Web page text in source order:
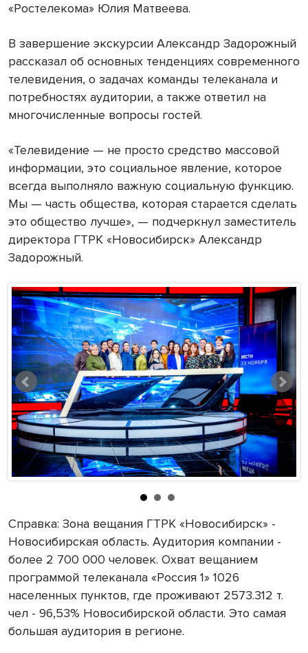
«Ростелекома» Юлия Матвеева.
В завершение экскурсии Александр Задорожный
рассказал об основных тенденциях современного
телевидения, о задачах команды телеканала и
потребностях аудитории, а также ответил на
многочисленные вопросы гостей.
«Телевидение — не просто средство массовой
информации, это социальное явление, которое
всегда выполняло важную социальную функцию.
Мы — часть общества, которая старается сделать
это общество лучше», — подчеркнул заместитель
директора ГТРК «Новосибирск» Александр
Задорожный.
Справка: Зона вещания ГТРК «Новосибирск» -
Новосибирская область. Аудитория компании -
более 2 700 000 человек. Охват вещанием
программой телеканала «Россия 1» 1026
населенных пунктов, где проживают 2573.312 т.
чел - 96,53% Новосибирской области. Это самая
большая аудитория в регионе.